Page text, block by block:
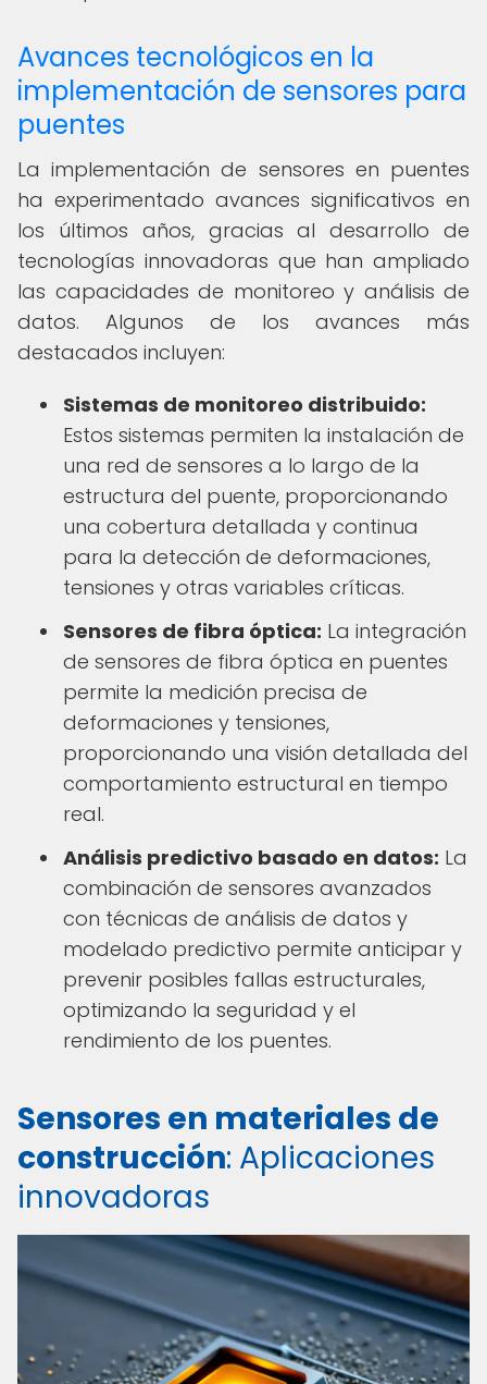
Avances tecnológicos en la
implementación de sensores para
puentes
La implementación de sensores en puentes
ha experimentado avances significativos en
los últimos años, gracias al desarrollo de
tecnologías innovadoras que han ampliado
las capacidades de monitoreo y análisis de
datos. Algunos de los avances más
destacados incluyen:
Sistemas de monitoreo distribuido:
Estos sistemas permiten la instalación de
una red de sensores a lo largo de la
estructura del puente, proporcionando
una cobertura detallada y continua
para la detección de deformaciones,
tensiones y otras variables críticas.
Sensores de fibra óptica: La integración
de sensores de fibra óptica en puentes
permite la medición precisa de
deformaciones y tensiones,
proporcionando una visión detallada del
comportamiento estructural en tiempo
real.
Análisis predictivo basado en datos: La
combinación de sensores avanzados
con técnicas de análisis de datos y
modelado predictivo permite anticipar y
prevenir posibles fallas estructurales,
optimizando la seguridad y el
rendimiento de los puentes.
Sensores en materiales de
construcción: Aplicaciones
innovadoras